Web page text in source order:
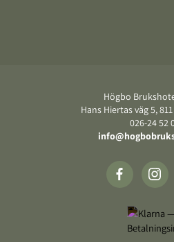
Högbo
Hans Hiertas väg 5,
026-24 52